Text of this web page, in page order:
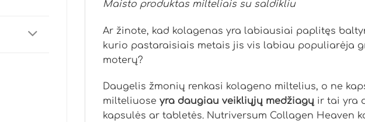
Maisto produktas milteliais su saldikliu
Ar žinote, kad kolagenas yra labiausiai paplitęs
kurio pastaraisiais metais jis vis labiau populiarėja
moterų?
Daugelis žmonių renkasi kolageno miltelius, o ne
milteliuose yra daugiau veikliųjų medžiagų ir tai yra
kapsulės ar tabletės. Nutriversum Collagen Heaven